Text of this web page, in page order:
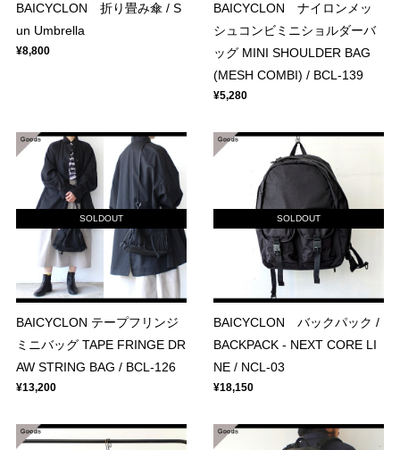
BAICYCLON 折り畳み傘 / S
un Umbrella
¥8,800
BAICYCLON ナイロンメッ
シュコンビミニショルダーバ
ッグ MINI SHOULDER BAG
(MESH COMBI) / BCL-139
¥5,280
SOLDOUT
BAICYCLON テープフリンジ
ミニバッグ TAPE FRINGE DR
AW STRING BAG / BCL-126
¥13,200
SOLDOUT
BAICYCLON バックパック /
BACKPACK - NEXT CORE LI
NE / NCL-03
¥18,150